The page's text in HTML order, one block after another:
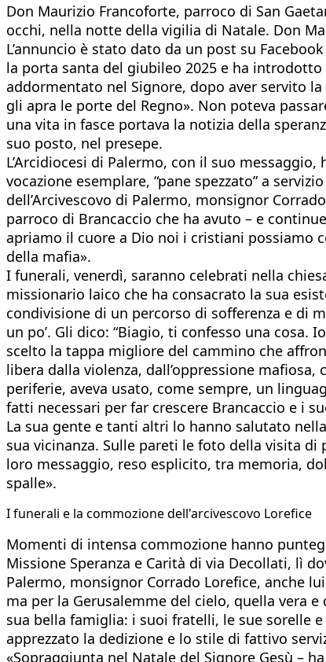
Don Maurizio Francoforte, parroco di San
occhi, nella notte della vigilia di Natale. Don
L’annuncio è stato dato da un post su
la porta santa del giubileo 2025 e ha
addormentato nel Signore, dopo aver servito
gli apra le porte del Regno». Non poteva
una vita in fasce portava la notizia della
suo posto, nel presepe.
L’Arcidiocesi di Palermo, con il suo
vocazione esemplare, “pane spezzato” a
dell’Arcivescovo di Palermo, monsignor
parroco di Brancaccio che ha avuto – e
apriamo il cuore a Dio noi i cristiani possiamo
della mafia».
I funerali, venerdì, saranno celebrati nella
missionario laico che ha consacrato la sua
condivisione di un percorso di sofferenza e di
un po’. Gli dico: “Biagio, ti confesso una
scelto la tappa migliore del cammino che
libera dalla violenza, dall’oppressione
periferie, aveva usato, come sempre, un
fatti necessari per far crescere Brancaccio e i
La sua gente e tanti altri lo hanno salutato
sua vicinanza. Sulle pareti le foto della visita di
loro messaggio, reso esplicito, tra memoria,
spalle».
I funerali e la commozione dell'arcivescovo Lorefice
Momenti di intensa commozione hanno
Missione Speranza e Carità di via Decollati, lì
Palermo, monsignor Corrado Lorefice, anche
ma per la Gerusalemme del cielo, quella vera
sua bella famiglia: i suoi fratelli, le sue sorelle
apprezzato la dedizione e lo stile di fattivo
«Sopraggiunta nel Natale del Signore Gesù –